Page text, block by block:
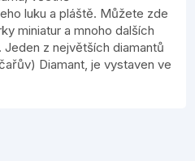
luku a pláště. Můžete zde
miniatur a mnoho dalších
z největších diamantů
Diamant, je vystaven ve